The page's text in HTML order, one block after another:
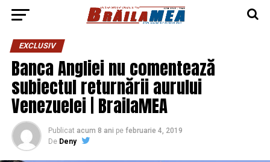
EXCLUSIV
Banca Angliei nu comentează
subiectul returnării aurului
Venezuelei | BrailaMEA
Publicat acum 8 ani pe februarie 4, 2019
De Deny